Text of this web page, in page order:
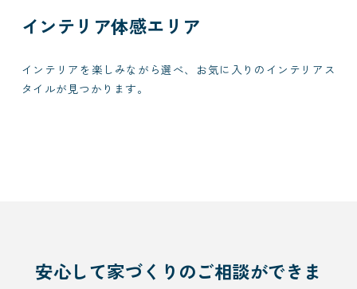
インテリア体感エリア
インテリアを楽しみながら選べ、お気に入りのインテリアス
タイルが見つかります。
安心して家づくりのご相談ができま